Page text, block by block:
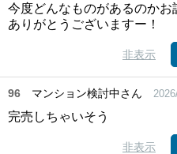
今度どんなものがあるのかお
ありがとうございますー！
非表示
96 マンション検討中さん
完売しちゃいそう
非表示